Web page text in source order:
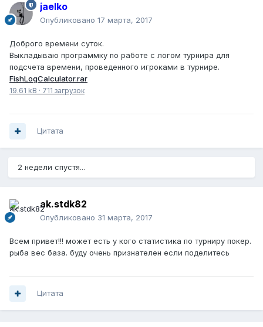
jaelko
Опубликовано 17 марта, 2017
Доброго времени суток.
Выкладываю программку по работе с логом турнира для
подсчета времени, проведенного игроками в турнире.
FishLogCalculator.rar
19.61 kB · 711 загрузок
Цитата
2 недели спустя...
ak.stdk82
Опубликовано 31 марта, 2017
Всем привет!!! может есть у кого статистика по турниру покер.
рыба вес база. буду очень признателен если поделитесь
Цитата